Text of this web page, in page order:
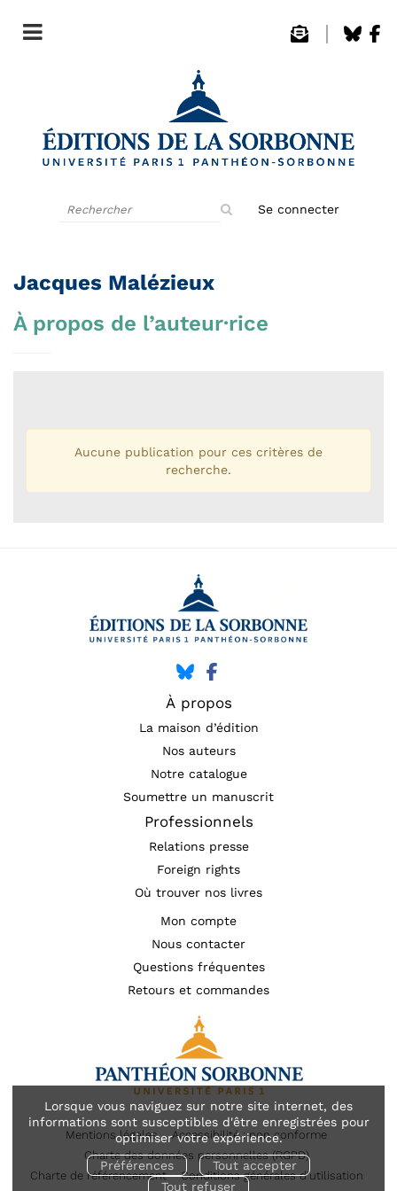
Lorsque vous naviguez sur notre site internet, des
informations sont susceptibles d'être enregistrées pour
optimiser votre expérience.
Préférences
Tout accepter
Tout refuser
Se connecter
Jacques Malézieux
À propos de l’auteur·rice
Aucune publication pour ces critères de
recherche.
À propos
La maison d’édition
Nos auteurs
Notre catalogue
Soumettre un manuscrit
Professionnels
Relations presse
Foreign rights
Où trouver nos livres
Mon compte
Nous contacter
Questions fréquentes
Retours et commandes
Mentions légales
Accessibilité : non conforme
Charte des données personnelles (RGPD)
Charte de référencement
Conditions générales d’utilisation